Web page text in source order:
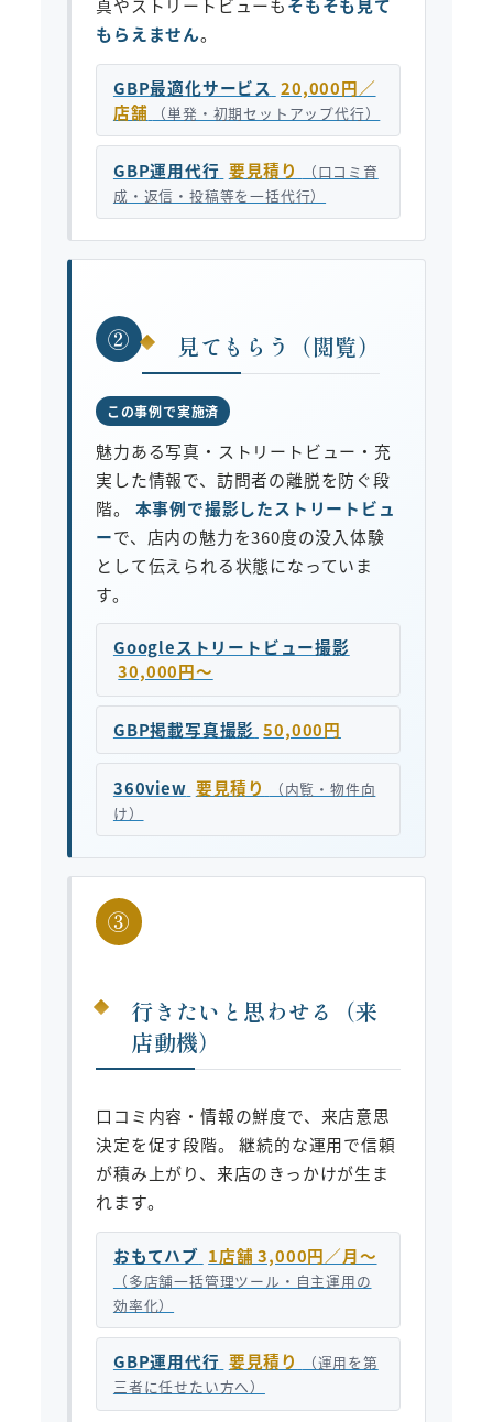
真やストリートビューもそもそも見て
もらえません。
GBP最適化サービス 20,000円／
店舗
（単発・初期セットアップ代行）
GBP運用代行 要見積り
（口コミ育
成・返信・投稿等を一括代行）
② 見てもらう（閲覧）
この事例で実施済
魅力ある写真・ストリートビュー・充
実した情報で、訪問者の離脱を防ぐ段
階。 本事例で撮影したストリートビュ
ーで、店内の魅力を360度の没入体験
として伝えられる状態になっていま
す。
Googleストリートビュー撮影
30,000円〜
GBP掲載写真撮影 50,000円
360view 要見積り
（内覧・物件向
け）
③
行きたいと思わせる（来
店動機）
口コミ内容・情報の鮮度で、来店意思
決定を促す段階。 継続的な運用で信頼
が積み上がり、来店のきっかけが生ま
れます。
おもてハブ 1店舗 3,000円／月〜
（多店舗一括管理ツール・自主運用の
効率化）
GBP運用代行 要見積り
（運用を第
三者に任せたい方へ）